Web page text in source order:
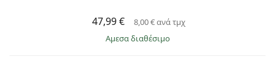
47,99 € 8,00 €ανά τμχ
άμεσα διαθέσιμο